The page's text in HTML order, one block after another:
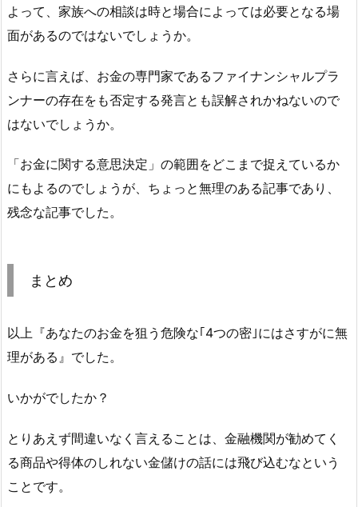
よって、家族への相談は時と場合によっては必要となる場
面があるのではないでしょうか。
さらに言えば、お金の専門家であるファイナンシャルプラ
ンナーの存在をも否定する発言とも誤解されかねないので
はないでしょうか。
「お金に関する意思決定」の範囲をどこまで捉えているか
にもよるのでしょうが、ちょっと無理のある記事であり、
残念な記事でした。
まとめ
以上『あなたのお金を狙う危険な｢4つの密｣にはさすがに無
理がある』でした。
いかがでしたか？
とりあえず間違いなく言えることは、金融機関が勧めてく
る商品や得体のしれない金儲けの話には飛び込むなという
ことです。